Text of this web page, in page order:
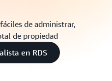
de administrar,
de propiedad
en RDS